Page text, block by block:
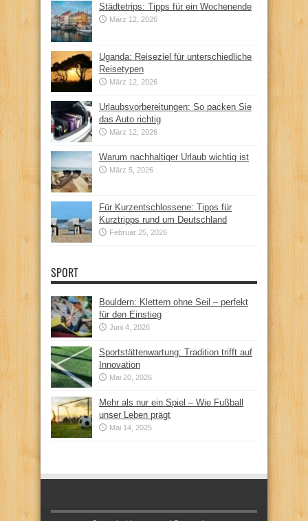
Städtetrips: Tipps für ein Wochenende
März 12, 2026
Uganda: Reiseziel für unterschiedliche
Reisetypen
März 12, 2026
Urlaubsvorbereitungen: So packen Sie
das Auto richtig
März 12, 2026
Warum nachhaltiger Urlaub wichtig ist
März 5, 2026
Für Kurzentschlossene: Tipps für
Kurztripps rund um Deutschland
Februar 25, 2026
SPORT
Bouldern: Klettern ohne Seil – perfekt
für den Einstieg
Juni 4, 2026
Sportstättenwartung: Tradition trifft auf
Innovation
Mai 20, 2026
Mehr als nur ein Spiel – Wie Fußball
unser Leben prägt
Mai 14, 2025